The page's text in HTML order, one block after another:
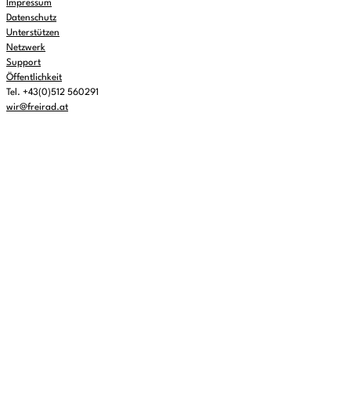
Impressum
Datenschutz
Unterstützen
Netzwerk
Support
Öffentlichkeit
Tel. +43(0)512 560291
wir@freirad.at